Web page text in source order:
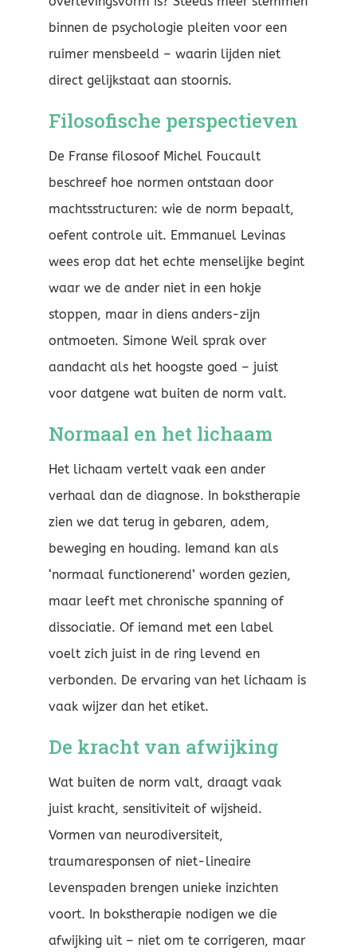
binnen de psychologie pleiten voor een
ruimer mensbeeld – waarin lijden niet
direct gelijkstaat aan stoornis.
Filosofische perspectieven
De Franse filosoof Michel Foucault
beschreef hoe normen ontstaan door
machtsstructuren: wie de norm bepaalt,
oefent controle uit. Emmanuel Levinas
wees erop dat het echte menselijke begint
waar we de ander niet in een hokje
stoppen, maar in diens anders-zijn
ontmoeten. Simone Weil sprak over
aandacht als het hoogste goed – juist
voor datgene wat buiten de norm valt.
Normaal en het lichaam
Het lichaam vertelt vaak een ander
verhaal dan de diagnose. In bokstherapie
zien we dat terug in gebaren, adem,
beweging en houding. Iemand kan als
‘normaal functionerend’ worden gezien,
maar leeft met chronische spanning of
dissociatie. Of iemand met een label
voelt zich juist in de ring levend en
verbonden. De ervaring van het lichaam is
vaak wijzer dan het etiket.
De kracht van afwijking
Wat buiten de norm valt, draagt vaak
juist kracht, sensitiviteit of wijsheid.
Vormen van neurodiversiteit,
traumaresponsen of niet-lineaire
levenspaden brengen unieke inzichten
voort. In bokstherapie nodigen we die
afwijking uit – niet om te corrigeren, maar